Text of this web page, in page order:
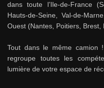
dans toute l’Ile-de-France
Hauts-de-Seine, Val-de-
Ouest (Nantes, Poitiers, Brest,
Tout dans le même camion
regroupe toutes les
lumière de votre espace de